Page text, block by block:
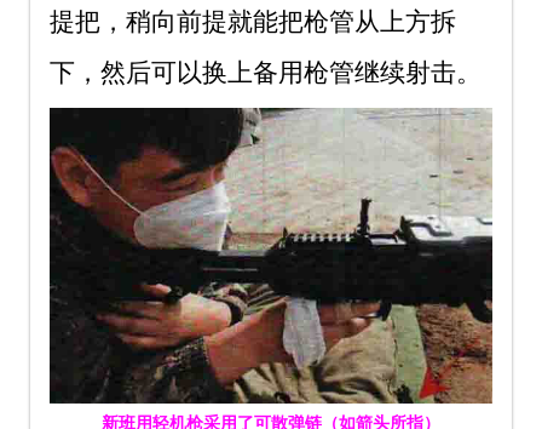
提把，稍向前提就能把枪管从上方拆
下，然后可以换上备用枪管继续射击。
新班用轻机枪采用了可散弹链（如箭头所指）